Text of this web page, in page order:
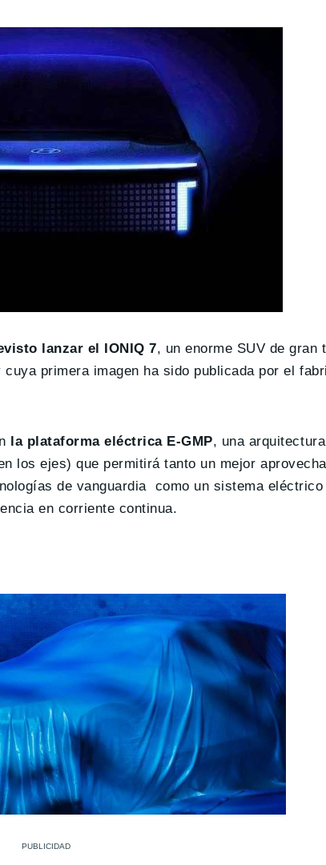
lanzar el IONIQ 7, un enorme SUV de gran
primera imagen ha sido publicada por el
la plataforma eléctrica E-GMP, una
los ejes) que permitirá tanto un mejor
de vanguardia como un sistema
en corriente continua.